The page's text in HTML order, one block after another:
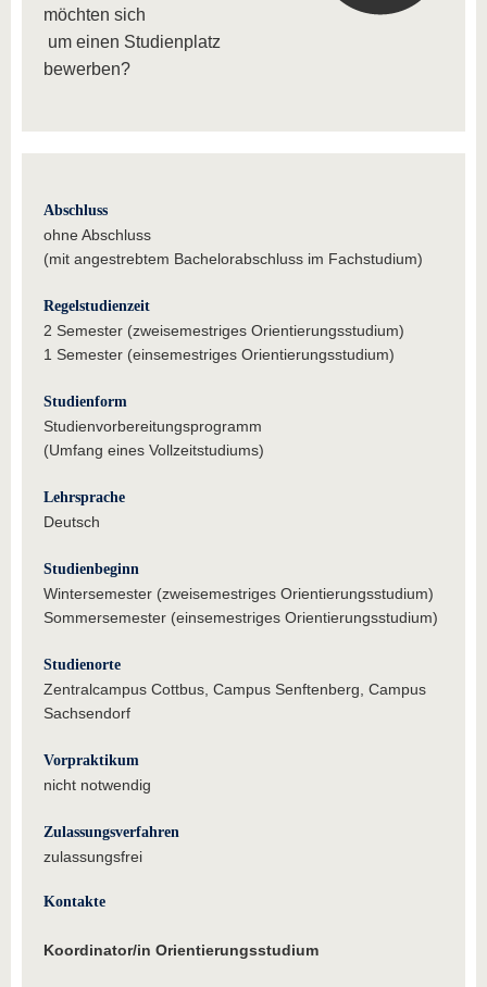
möchten sich
um einen Studienplatz
bewerben?
Abschluss
ohne Abschluss
(mit angestrebtem Bachelorabschluss im Fachstudium)
Regelstudienzeit
2 Semester (zweisemestriges Orientierungsstudium)
1 Semester (einsemestriges Orientierungsstudium)
Studienform
Studienvorbereitungsprogramm
(Umfang eines Vollzeitstudiums)
Lehrsprache
Deutsch
Studienbeginn
Wintersemester (zweisemestriges Orientierungsstudium)
Sommersemester (einsemestriges Orientierungsstudium)
Studienorte
Zentralcampus Cottbus, Campus Senftenberg, Campus
Sachsendorf
Vorpraktikum
nicht notwendig
Zulassungsverfahren
zulassungsfrei
Kontakte
Koordinator/in Orientierungsstudium